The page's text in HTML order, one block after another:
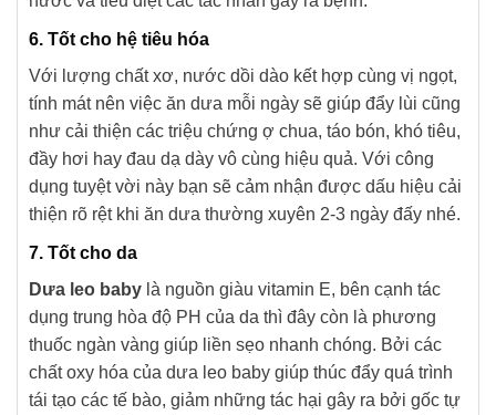
6. Tốt cho hệ tiêu hóa
Với lượng chất xơ, nước dồi dào kết hợp cùng vị ngọt,
tính mát nên việc ăn dưa mỗi ngày sẽ giúp đẩy lùi cũng
như cải thiện các triệu chứng ợ chua, táo bón, khó tiêu,
đầy hơi hay đau dạ dày vô cùng hiệu quả. Với công
dụng tuyệt vời này bạn sẽ cảm nhận được dấu hiệu cải
thiện rõ rệt khi ăn dưa thường xuyên 2-3 ngày đấy nhé.
7. Tốt cho da
Dưa leo baby là nguồn giàu vitamin E, bên cạnh tác
dụng trung hòa độ PH của da thì đây còn là phương
thuốc ngàn vàng giúp liền sẹo nhanh chóng. Bởi các
chất oxy hóa của dưa leo baby giúp thúc đẩy quá trình
tái tạo các tế bào, giảm những tác hại gây ra bởi gốc tự